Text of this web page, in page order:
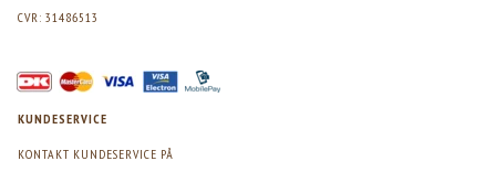
CVR: 31486513
KUNDESERVICE
KONTAKT KUNDESERVICE PÅ